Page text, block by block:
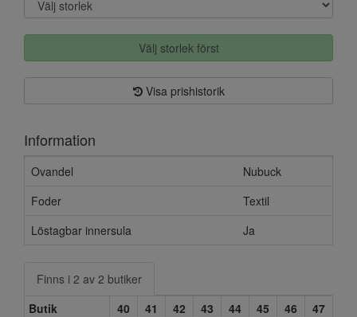
Välj storlek först
Visa prishistorik
Information
Ovandel
Nubuck
Foder
Textil
Löstagbar innersula
Ja
Finns i 2 av 2 butiker
Butik
40 41 42 43 44 45 46
47